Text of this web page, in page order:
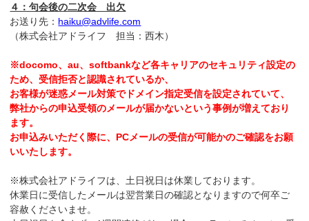
４：句会後の二次会 出欠
お送り先： haiku@advlife.com
（株式会社アドライフ 担当：西木）
※docomo、au、softbankなど各キャリアのセキュリティ設定の
ため、受信拒否と認識されているか、
お客様が迷惑メール対策でドメイン指定受信を設定されていて、
弊社からの申込受領のメールが届かないという事例が増えており
ます。
お申込みいただく際に、PCメールの受信が可能かのご確認をお願
いいたします。
※株式会社アドライフは、土日祝日は休業しております。
休業日に受信したメールは翌営業日の確認となりますので何卒ご
容赦くださいませ。